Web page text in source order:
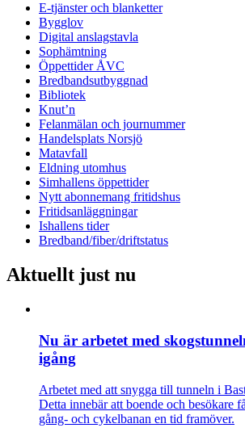
E-tjänster och blanketter
Bygglov
Digital anslagstavla
Sophämtning
Öppettider ÅVC
Bredbandsutbyggnad
Bibliotek
Knut’n
Felanmälan och journummer
Handelsplats Norsjö
Matavfall
Eldning utomhus
Simhallens öppettider
Nytt abonnemang fritidshus
Fritidsanläggningar
Ishallens tider
Bredband/fiber/driftstatus
Aktuellt just nu
Nu är arbetet med
igång
Arbetet med att snygga till tunneln i
Detta innebär att boende och besökare
gång- och cykelbanan en tid framöver.